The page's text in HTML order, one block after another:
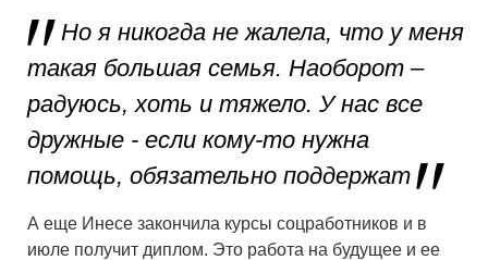
Но я никогда не жалела, что у меня
такая большая семья. Наоборот –
радуюсь, хоть и тяжело. У нас все
дружные - если кому-то нужна
помощь, обязательно поддержат
А еще Инесе закончила курсы соцработников и в
июле получит диплом. Это работа на будущее и ее